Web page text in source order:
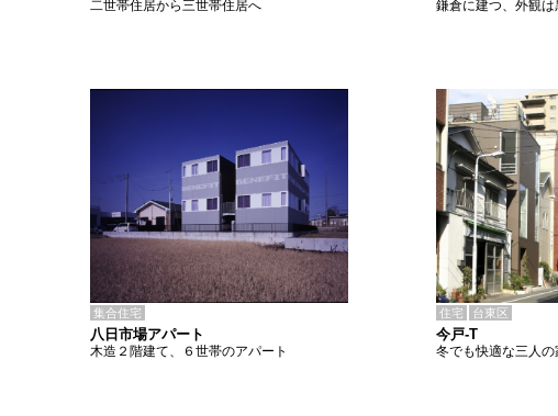
二世帯住居から三世帯住居へ 鎌倉に建つ、外観は
集合住宅
八日市場アパート
木造２階建て、６世帯のアパート
住宅 台東区
今戸-T
冬でも快適な三人の